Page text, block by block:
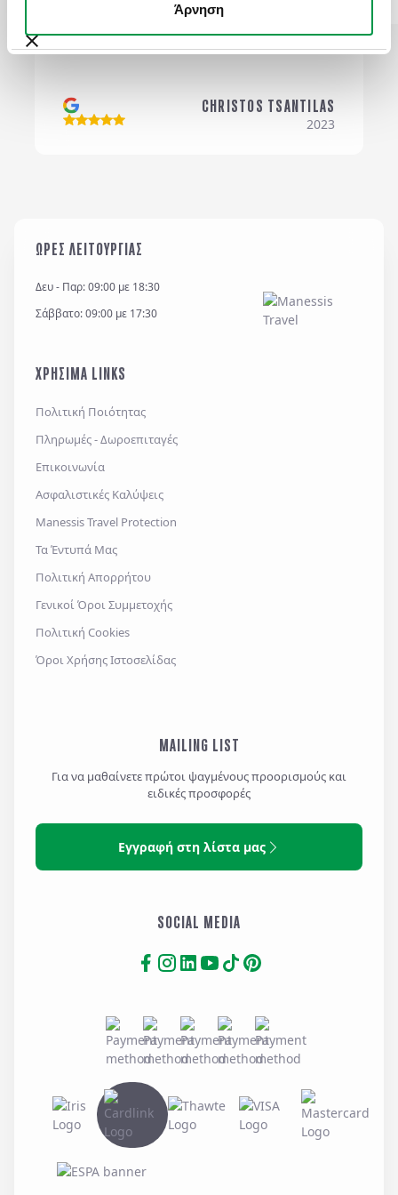
Άρνηση
εξυπηρέτηση κάθε έννομου συμφέροντος ή
υποστήριξη νομικών αξιώσεων.
Γενικούς Όρους Συμμετοχής
Επιθυμώ να λαμβάνω προσφορές μέσω e-mail,
εφαρμογών επικοινωνίας ή/και sms.
και καλή διάθεση. Τέλος, τα ξενοδοχεία ήταν
σε πολύ βολικές τοποθεσίες.
CHRISTOS TSANTILAS
2023
ΩΡΕΣ ΛΕΙΤΟΥΡΓΙΑΣ
Δευ - Παρ: 09:00 με 18:30
Σάββατο: 09:00 με 17:30
ΧΡΗΣΙΜΑ LINKS
Πολιτική Ποιότητας
Πληρωμές - Δωροεπιταγές
Επικοινωνία
Ασφαλιστικές Καλύψεις
Manessis Travel Protection
Τα Έντυπά Μας
Πολιτική Απορρήτου
Γενικοί Όροι Συμμετοχής
Πολιτική Cookies
Όροι Χρήσης Ιστοσελίδας
MAILING LIST
Για να μαθαίνετε πρώτοι ψαγμένους προορισμούς και
ειδικές προσφορές
Εγγραφή στη λίστα μας
SOCIAL MEDIA